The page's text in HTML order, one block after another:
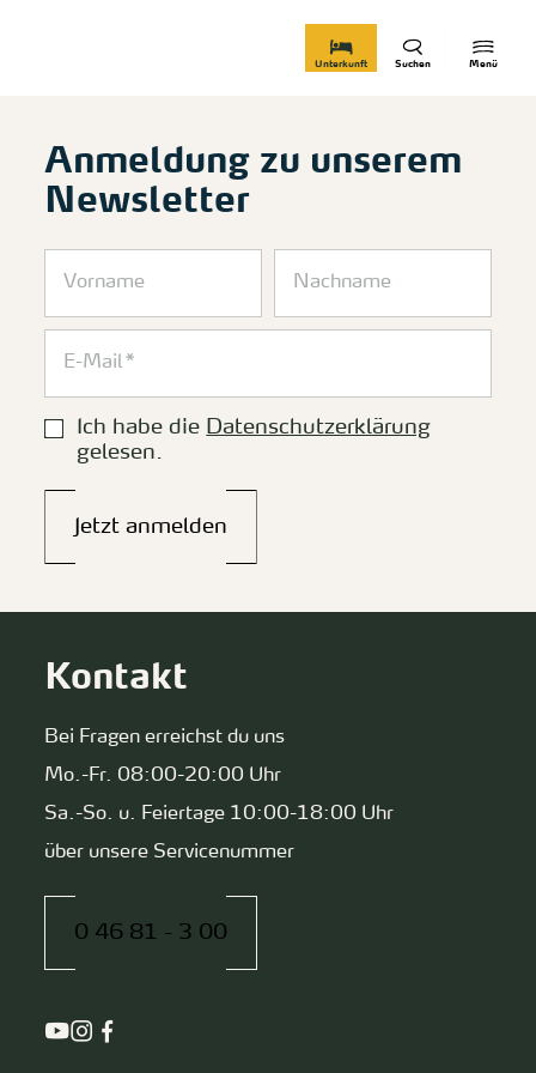
Menü
Suchen
Unterkunft
Anmeldung zu unserem
Newsletter
Ich habe die Datenschutzerklärung
gelesen.
Jetzt anmelden
Kontakt
Bei Fragen erreichst du uns
Mo.-Fr. 08:00-20:00 Uhr
Sa.-So. u. Feiertage 10:00-18:00 Uhr
über unsere Servicenummer
0 46 81 - 3 00